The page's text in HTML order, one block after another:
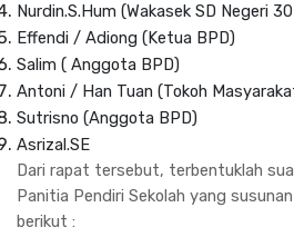
Nurdin.S.Hum (Wakasek SD Negeri
Effendi / Adiong (Ketua BPD)
Salim ( Anggota BPD)
Antoni / Han Tuan (Tokoh
Sutrisno (Anggota BPD)
Asrizal.SE
Dari rapat tersebut, terbentuklah
Panitia Pendiri Sekolah yang
berikut :